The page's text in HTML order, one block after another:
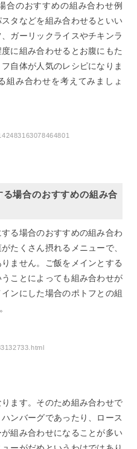
合のおすすめの組み合わせ例
タなどを組み合わせるといい
ガーリックライスやチキンラ
に組み合わせるとお腹にもた
自体が人気のレシピになりま
組み合わせを考えてみましょ
場合のおすすめの組み合
る場合のおすすめの組み合わ
たくさん摂れるメニューで、
ません。ご飯をメインとする
ことによっても組み合わせが
ンにした場合のポトフとの組
ます。そのため組み合わせで
ンバーグであったり、ロース
組み合わせになることが多い